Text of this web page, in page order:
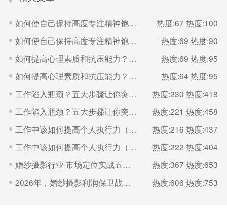
如何使自己保持高度专注精神饱满的状态？（二） 热度:67 热度:100
如何使自己保持高度专注精神饱满的状态？（一）
热度:69 热度:90
如何提高心理素质和抗压能力？（二）
热度:69 热度:95
如何提高心理素质和抗压能力？（一）
热度:64 热度:95
工作陷入瓶颈？五大步骤让你突破（二）
热度:230 热度:418
工作陷入瓶颈？五大步骤让你突破（一）
热度:221 热度:458
工作中该如何提高个人执行力（二）
热度:216 热度:437
工作中该如何提高个人执行力（一）
热度:222 热度:404
婚纱摄影行业·市场定位实战五步法
热度:367 热度:653
2026年，婚纱摄影利润保卫战的核心是“控成本
热度:606 热度:753